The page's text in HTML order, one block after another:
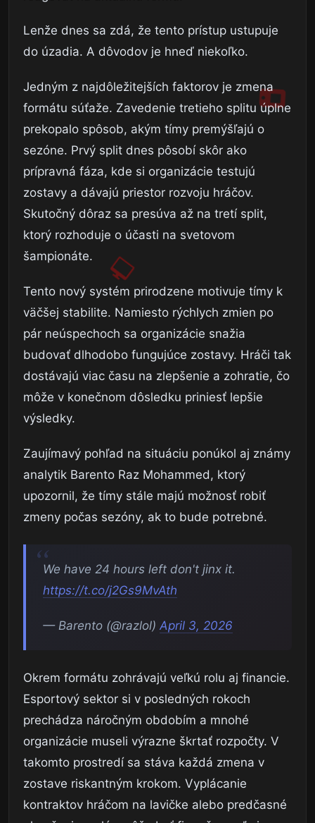
Lenže dnes sa zdá, že tento prístup ustupuje
do úzadia. A dôvodov je hneď niekoľko.
Jedným z najdôležitejších faktorov je zmena
formátu súťaže. Zavedenie tretieho splitu úplne
prekopalo spôsob, akým tímy premýšľajú o
sezóne. Prvý split dnes pôsobí skôr ako
prípravná fáza, kde si organizácie testujú
zostavy a dávajú priestor rozvoju hráčov.
Skutočný dôraz sa presúva až na tretí split,
ktorý rozhoduje o účasti na svetovom
šampionáte.
Tento nový systém prirodzene motivuje tímy k
väčšej stabilite. Namiesto rýchlych zmien po
pár neúspechoch sa organizácie snažia
budovať dlhodobo fungujúce zostavy. Hráči tak
dostávajú viac času na zlepšenie a zohratie, čo
môže v konečnom dôsledku priniesť lepšie
výsledky.
Zaujímavý pohľad na situáciu ponúkol aj známy
analytik Barento Raz Mohammed, ktorý
upozornil, že tímy stále majú možnosť robiť
zmeny počas sezóny, ak to bude potrebné.
We have 24 hours left don't jinx it.
https://t.co/j2Gs9MvAth
— Barento (@razlol) April 3, 2026
Okrem formátu zohrávajú veľkú rolu aj financie.
Esportový sektor si v posledných rokoch
prechádza náročným obdobím a mnohé
organizácie museli výrazne škrtať rozpočty. V
takomto prostredí sa stáva každá zmena v
zostave riskantným krokom. Vyplácanie
kontraktov hráčom na lavičke alebo predčasné